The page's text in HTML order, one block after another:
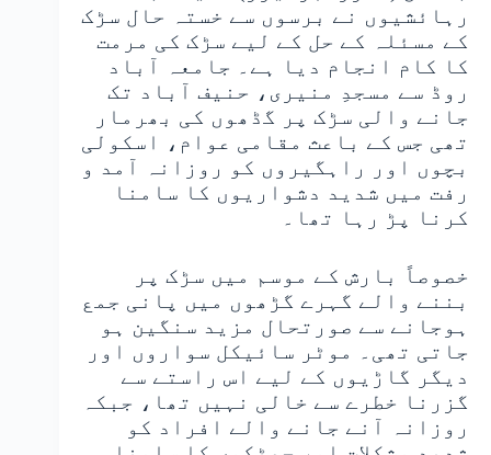
رہائشیوں نے برسوں سے خستہ حال سڑک
کے مسئلہ کے حل کے لیے سڑک کی مرمت
کا کام انجام دیا ہے۔ جامعہ آباد
روڈ سے مسجدِ منیری، حنیف آباد تک
جانے والی سڑک پر گڈھوں کی بھرمار
تھی جس کے باعث مقامی عوام، اسکولی
بچوں اور راہگیروں کو روزانہ آمد و
رفت میں شدید دشواریوں کا سامنا
کرنا پڑ رہا تھا۔
خصوصاً بارش کے موسم میں سڑک پر
بننے والے گہرے گڑھوں میں پانی جمع
ہوجانے سے صورتحال مزید سنگین ہو
جاتی تھی۔ موٹر سائیکل سواروں اور
دیگر گاڑیوں کے لیے اس راستے سے
گزرنا خطرے سے خالی نہیں تھا، جبکہ
روزانہ آنے جانے والے افراد کو